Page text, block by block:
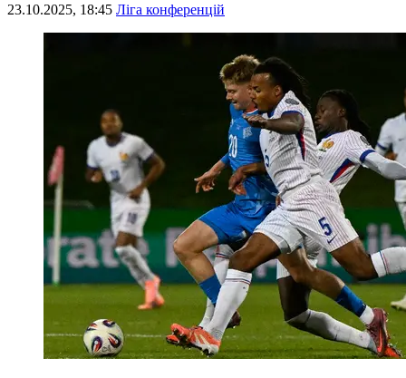
23.10.2025, 18:45 Ліга конференцій